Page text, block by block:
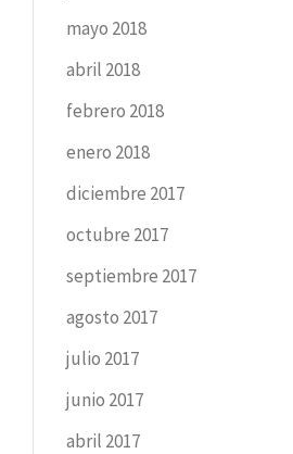
mayo 2018
abril 2018
febrero 2018
enero 2018
diciembre 2017
octubre 2017
septiembre 2017
agosto 2017
julio 2017
junio 2017
abril 2017